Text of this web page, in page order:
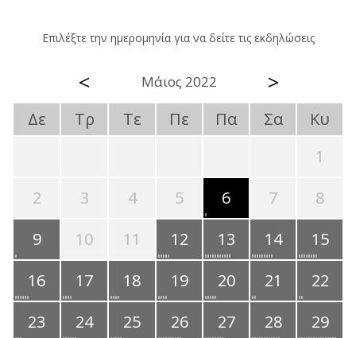
Επιλέξτε την ημερομηνία για να δείτε τις εκδηλώσεις
< Μάιος 2022 >
Δε Τρ Τε Πε Πα Σα
Κυ
1
2
3 4 5 6 7
8
9
10 11 12 13 14
15
16
17 18 19 20 21
22
23
24 25 26 27 28
29